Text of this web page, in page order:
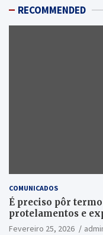
RECOMMENDED
COMUNICADOS
É preciso pôr
protelamentos e
recursos públicos!
Fevereiro 25, 2026